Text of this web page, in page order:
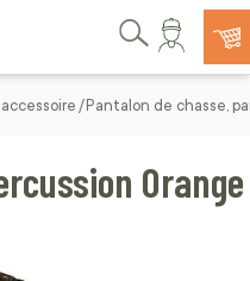
Rechercher
Pantalon de chasse,
Orange